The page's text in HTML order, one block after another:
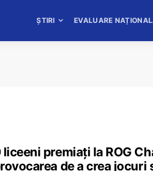
ȘTIRI EVALUARE
liceeni premiați la ROG
de a crea jocuri